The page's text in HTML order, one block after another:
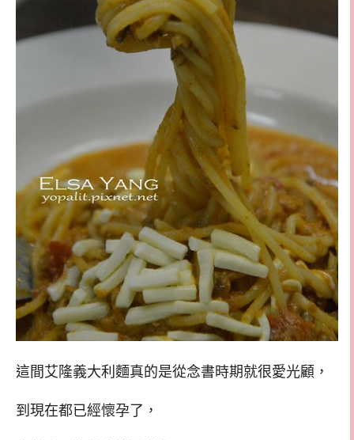
這間艾隆義大利麵真的是從念書時期就很愛光顧，
到現在都已經懷孕了，